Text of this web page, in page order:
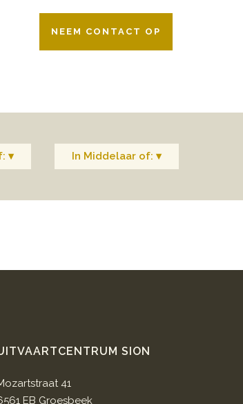
NEEM CONTACT OP
▾ In Middelaar of: ▾
SION
41
EB Groesbeek